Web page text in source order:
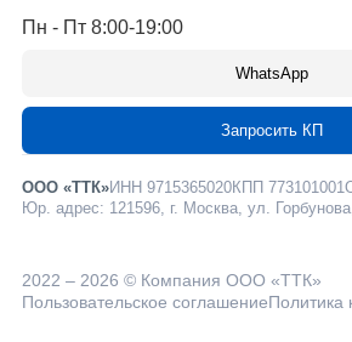
Пн - Пт 8:00-19:00
WhatsApp
Запросить КП
ООО «ТТК»ИНН 9715365020КПП 773101001
Юр. адрес: 121596, г. Москва, ул.
2022 – 2026 © Компания ООО «ТТК»
Пользовательское соглашениеПолитика